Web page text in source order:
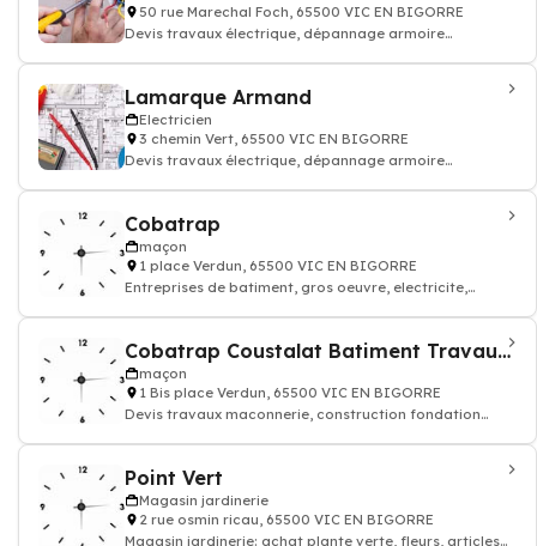
50 rue Marechal Foch, 65500 VIC EN BIGORRE
Devis travaux électrique, dépannage armoire
Lamarque Armand
Electricien
3 chemin Vert, 65500 VIC EN BIGORRE
Devis travaux électrique, dépannage armoire
Cobatrap
maçon
1 place Verdun, 65500 VIC EN BIGORRE
Entreprises de batiment, gros oeuvre, electricite,
Cobatrap Coustalat Batiment Travaux Publics
maçon
1 Bis place Verdun, 65500 VIC EN BIGORRE
Devis travaux maconnerie, construction fondation
Point Vert
Magasin jardinerie
2 rue osmin ricau, 65500 VIC EN BIGORRE
Magasin jardinerie: achat plante verte, fleurs, articles